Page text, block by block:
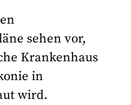
sehen vor,
Krankenhaus
in
wird.